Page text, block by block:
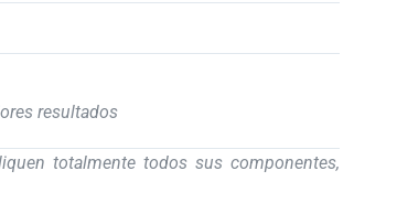
resultados
totalmente todos sus componentes,